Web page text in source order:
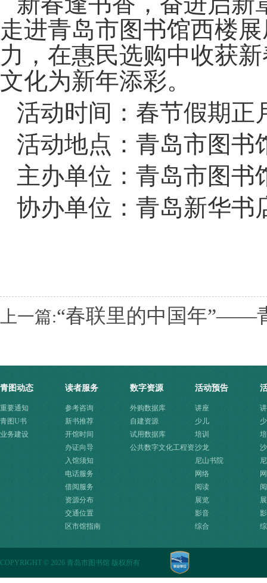
走进青岛市图书馆西楼
力，在惠民选购中收获
文化为新年添彩。
活动时间：春节假期正
活动地点：青岛市图书
主办单位：青岛市图书
协办单位：青岛新华书
上一篇:“春联里的中国年”——
青图动态
重要通知
青图U书
业务建设
读者服务
参考咨询
新书推荐
开馆时间
办证向导
入馆须知
电话服务
借阅服务
资源分布
交通位置
区市馆指南
数字资源
外购数据库
自建资源
试用数据库
公共数字文化工程资
活动预告
讲座
少儿
培训
沙龙
尼山书院
网络
阅读
展览
影音
综合
COPYRIGHT © 2026 青岛市图书馆 版权所有